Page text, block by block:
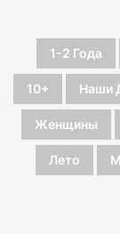
1-2 Года
10+ Наши
Женщины
Лето